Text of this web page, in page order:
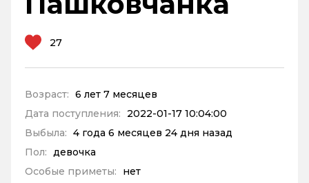
27
Возраст: 6 лет 7 месяцев
Дата поступления:
2022-01-17 10:04:00
Выбыла: 4 года 6 месяцев 24 дня назад
Пол: девочка
Особые приметы:
нет